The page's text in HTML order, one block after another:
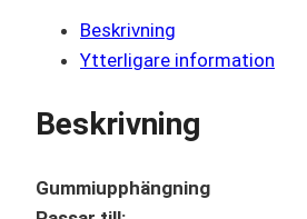
Beskrivning
Ytterligare information
Beskrivning
Gummiupphängning